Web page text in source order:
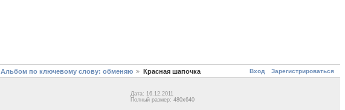
Вход
Зарегистрироваться
Альбом по ключевому слову: обменяю Красная шапочка
Дата: 16.12.2011
Полный размер: 480x640